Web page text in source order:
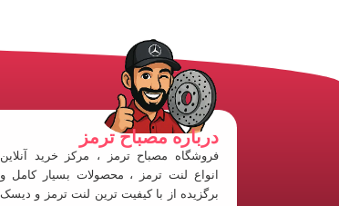
درباره مصباح ترمز
فروشگاه مصباح ترمز ، مرکز خرید آنلاین
انواع لنت ترمز ، محصولات بسیار کامل و
برگزیده از با کیفیت ترین لنت ترمز و دیسک